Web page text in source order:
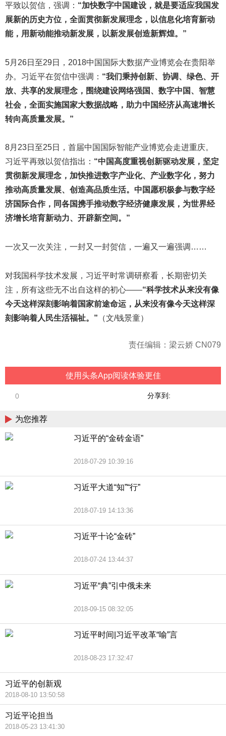
平致以贺信，强调： “加快数字中国建设，就是要适应我国发
展新的历史方位，全面贯彻新发展理念，以信息化培育新动
能，用新动能推动新发展，以新发展创造新辉煌。”
5月26日至29日，2018中国国际大数据产业博览会在贵阳举
办。习近平在贺信中强调： “我们秉持创新、协调、绿色、开
放、共享的发展理念，围绕建设网络强国、数字中国、智慧
社会，全面实施国家大数据战略，助力中国经济从高速增长
转向高质量发展。”
8月23日至25日，首届中国国际智能产业博览会走进重庆。
习近平再致以贺信指出： “中国高度重视创新驱动发展，坚定
贯彻新发展理念，加快推进数字产业化、产业数字化，努力
推动高质量发展、创造高品质生活。中国愿积极参与数字经
济国际合作，同各国携手推动数字经济健康发展，为世界经
济增长培育新动力、开辟新空间。”
一次又一次关注，一封又一封贺信，一遍又一遍强调……
对我国科学技术发展，习近平时常调研察看，长期密切关
注，所有这些无不出自这样的初心——“科学技术从来没有像
今天这样深刻影响着国家前途命运，从来没有像今天这样深
刻影响着人民生活福祉。” （文/钱景童）
责任编辑：梁云娇 CN079
使用头条App阅读体验更佳
分享到:
0
为您推荐
习近平的“金砖金语”
2018-07-29 10:39:16
习近平大道“知”“行”
2018-07-19 14:13:36
习近平十论“金砖”
2018-07-24 13:44:37
习近平“典”引中俄未来
2018-09-15 08:32:05
习近平时间|习近平改革“喻”言
2018-08-23 17:32:47
习近平的创新观
2018-08-10 13:50:58
习近平论担当
2018-05-23 13:41:30